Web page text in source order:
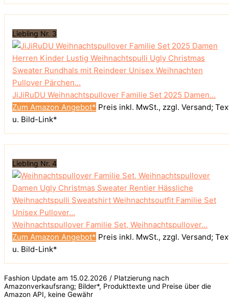
Liebling Nr. 3
JiJiRuDU Weihnachtspullover Familie Set 2025 Damen...
Zum Amazon Angebot* Preis inkl. MwSt., zzgl. Versand;
u. Bild-Link*
Liebling Nr. 4
Weihnachtspullover Familie Set, Weihnachtspullover...
Zum Amazon Angebot* Preis inkl. MwSt., zzgl. Versand;
u. Bild-Link*
Fashion Update am 15.02.2026 / Platzierung nach
Amazonverkaufsrang; Bilder*, Produkttexte und Preise über die
Amazon API, keine Gewähr